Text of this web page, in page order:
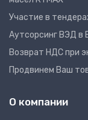
Участие в
Аутсорсинг ВЭД в
Возврат НДС при
Продвинем Ваш
О компании